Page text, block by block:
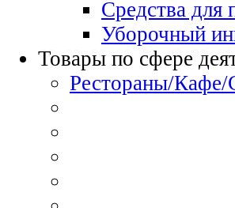
Средства для
Уборочный
Товары по сфере
Рестораны/Кафе/